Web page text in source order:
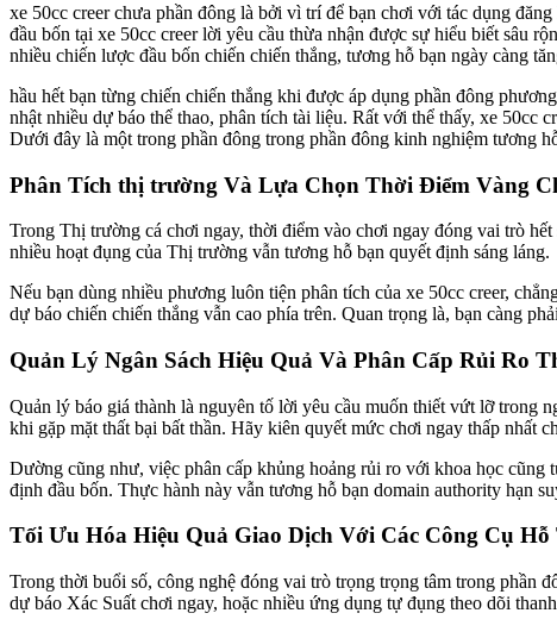
xe 50cc creer chưa phần đông là bởi vì trí để bạn chơi với tác dụng
đầu bốn tại xe 50cc creer lời yêu cầu thừa nhận được sự hiểu biết sâu
nhiều chiến lược đầu bốn chiến chiến thắng, tương hỗ bạn ngày càng
hầu hết bạn từng chiến chiến thắng khi được áp dụng phần đông
nhật nhiều dự báo thể thao, phân tích tài liệu. Rất với thể thấy, xe
Dưới đây là một trong phần đông trong phần đông kinh nghiệm tương
Phân Tích thị trường Và Lựa Chọn Thời Điểm Vàng
Trong Thị trường cá chơi ngay, thời điểm vào chơi ngay đóng vai trò
nhiều hoạt đụng của Thị trường vẫn tương hỗ bạn quyết định sáng láng.
Nếu bạn dùng nhiều phương luôn tiện phân tích của xe 50cc creer,
dự báo chiến chiến thắng vẫn cao phía trên. Quan trọng là, bạn càng
Quản Lý Ngân Sách Hiệu Quả Và Phân Cấp Rủi Ro
Quản lý báo giá thành là nguyên tố lời yêu cầu muốn thiết vứt lỡ trong
khi gặp mặt thất bại bất thần. Hãy kiên quyết mức chơi ngay thấp nhất
Dường cũng như, việc phân cấp khủng hoảng rủi ro với khoa học cũng
định đầu bốn. Thực hành này vẫn tương hỗ bạn domain authority hạn
Tối Ưu Hóa Hiệu Quả Giao Dịch Với Các Công Cụ Hỗ
Trong thời buổi số, công nghệ đóng vai trò trọng trọng tâm trong phần
dự báo Xác Suất chơi ngay, hoặc nhiều ứng dụng tự đụng theo dõi